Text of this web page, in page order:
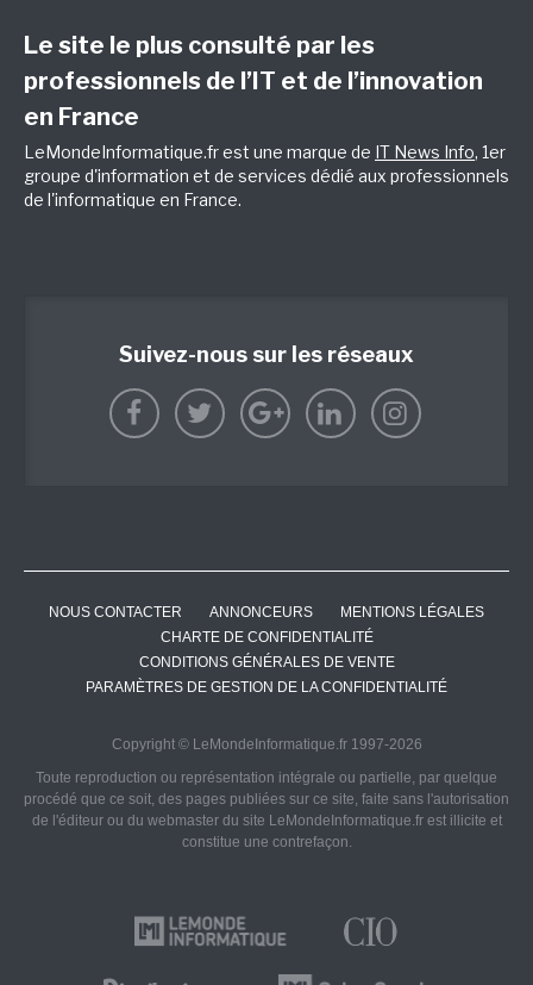
Le site le plus consulté par les
professionnels de l’IT et de l’innovation
en France
LeMondeInformatique.fr est une marque de IT News Info, 1er
groupe d'information et de services dédié aux professionnels
de l'informatique en France.
Suivez-nous sur les réseaux
NOUS CONTACTER ANNONCEURS
MENTIONS LÉGALES
CHARTE DE CONFIDENTIALITÉ
CONDITIONS GÉNÉRALES DE VENTE
PARAMÈTRES DE GESTION DE LA CONFIDENTIALITÉ
Copyright © LeMondeInformatique.fr 1997-2026
Toute reproduction ou représentation intégrale ou partielle, par quelque
procédé que ce soit, des pages publiées sur ce site, faite sans l'autorisation
de l'éditeur ou du webmaster du site LeMondeInformatique.fr est illicite et
constitue une contrefaçon.